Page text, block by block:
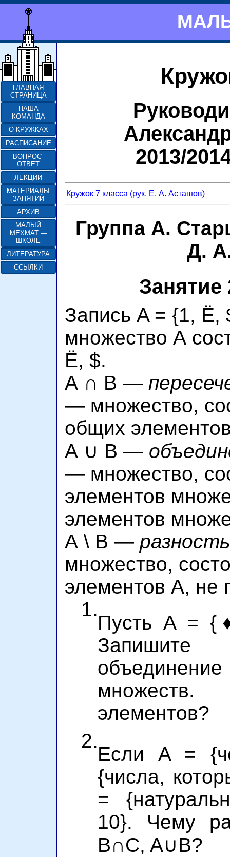
ГЛАВНАЯ
СТРАНИЦА
НАША
КОМАНДА
О КРУЖКАХ
РАСПИСАНИЕ
ВОПРОС-
ОТВЕТ
ЛЕКЦИИ
МАТЕРИАЛЫ
ЗАНЯТИЙ
АРХИВ
МАЛЫЙ
МЕХМАТ —
ШКОЛЕ
ЛИТЕРАТУРА
ССЫЛКИ
2013/
Кружок 7 класса (рук. Е. А. Асташов)
Группа А.
Д.
Занятие
Запись A = {1, Ё,
множество А
Ё, $.
A ∩ B —
— множество,
общих
A ∪ B —
— множество,
элементов
элементов
A \ B — разность
множество,
элементов А, не
1.
Пусть A =
Запишите
элементов?
2.
Если A =
{числа,
=
10}. Чему
B∩C, A∪B?